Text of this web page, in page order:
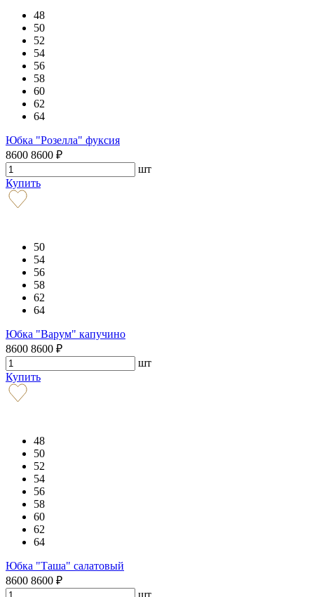
48
50
52
54
56
58
60
62
64
Юбка "Розелла" фуксия
8600 8600 ₽
шт
Купить
50
54
56
58
62
64
Юбка "Варум" капучино
8600 8600 ₽
шт
Купить
48
50
52
54
56
58
60
62
64
Юбка "Таша" салатовый
8600 8600 ₽
шт